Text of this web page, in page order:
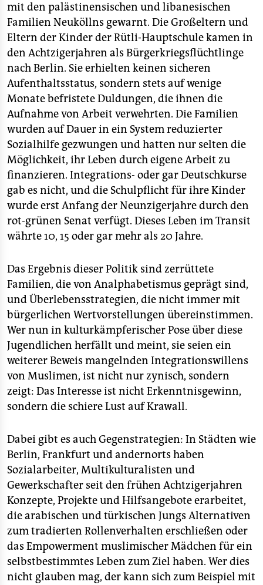
mit den palästinensischen und libanesischen
Familien Neuköllns gewarnt. Die Großeltern und
Eltern der Kinder der Rütli-Hauptschule kamen in
den Achtzigerjahren als Bürgerkriegsflüchtlinge
nach Berlin. Sie erhielten keinen sicheren
Aufenthaltsstatus, sondern stets auf wenige
Monate befristete Duldungen, die ihnen die
Aufnahme von Arbeit verwehrten. Die Familien
wurden auf Dauer in ein System reduzierter
Sozialhilfe gezwungen und hatten nur selten die
Möglichkeit, ihr Leben durch eigene Arbeit zu
finanzieren. Integrations- oder gar Deutschkurse
gab es nicht, und die Schulpflicht für ihre Kinder
wurde erst Anfang der Neunzigerjahre durch den
rot-grünen Senat verfügt. Dieses Leben im Transit
währte 10, 15 oder gar mehr als 20 Jahre.
Das Ergebnis dieser Politik sind zerrüttete
Familien, die von Analphabetismus geprägt sind,
und Überlebensstrategien, die nicht immer mit
bürgerlichen Wertvorstellungen übereinstimmen.
Wer nun in kulturkämpferischer Pose über diese
Jugendlichen herfällt und meint, sie seien ein
weiterer Beweis mangelnden Integrationswillens
von Muslimen, ist nicht nur zynisch, sondern
zeigt: Das Interesse ist nicht Erkenntnisgewinn,
sondern die schiere Lust auf Krawall.
Dabei gibt es auch Gegenstrategien: In Städten wie
Berlin, Frankfurt und andernorts haben
Sozialarbeiter, Multikulturalisten und
Gewerkschafter seit den frühen Achtzigerjahren
Konzepte, Projekte und Hilfsangebote erarbeitet,
die arabischen und türkischen Jungs Alternativen
zum tradierten Rollenverhalten erschließen oder
das Empowerment muslimischer Mädchen für ein
selbstbestimmtes Leben zum Ziel haben. Wer dies
nicht glauben mag, der kann sich zum Beispiel mit